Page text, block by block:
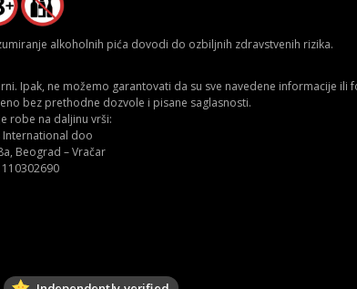
alkoholnih pića dovodi do ozbiljnih zdravstvenih rizika.
Ipak, ne možemo garantovati da su sve navedene informacije
bez prethodne dozvole i pisane saglasnosti.
robe na daljinu vrši:
International doo
Beograd – Vračar
110302690